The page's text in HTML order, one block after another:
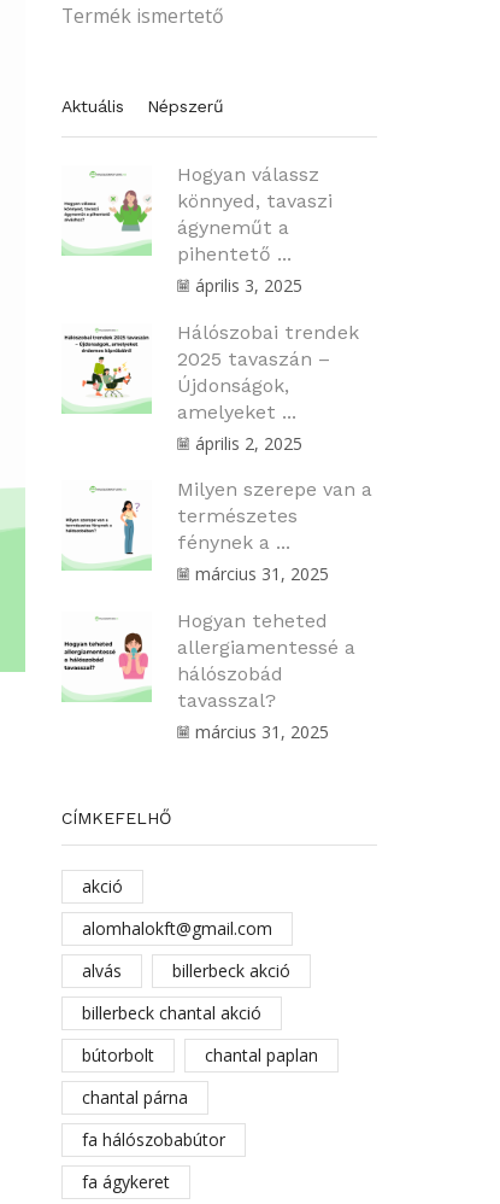
Termék ismertető
Aktuális Népszerű
Hogyan válassz
könnyed, tavaszi
ágyneműt a
pihentető ...
április 3, 2025
Hálószobai trendek
2025 tavaszán –
Újdonságok,
amelyeket ...
április 2, 2025
Milyen szerepe van a
természetes
fénynek a ...
március 31, 2025
Hogyan teheted
allergiamentessé a
hálószobád
tavasszal?
március 31, 2025
CÍMKEFELHŐ
akció
alomhalokft@gmail.com
alvás
billerbeck akció
billerbeck chantal akció
bútorbolt
chantal paplan
chantal párna
fa hálószobabútor
fa ágykeret